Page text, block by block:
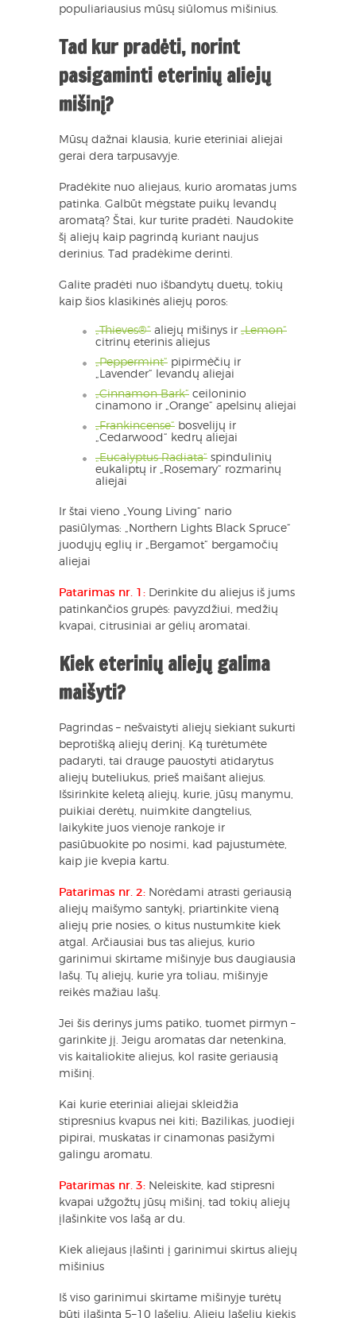
populiariausius mūsų siūlomus mišinius.
Tad kur pradėti, norint
pasigaminti eterinių aliejų
mišinį?
Mūsų dažnai klausia, kurie eteriniai aliejai
gerai dera tarpusavyje.
Pradėkite nuo aliejaus, kurio aromatas jums
patinka. Galbūt mėgstate puikų levandų
aromatą? Štai, kur turite pradėti. Naudokite
šį aliejų kaip pagrindą kuriant naujus
derinius. Tad pradėkime derinti.
Galite pradėti nuo išbandytų duetų, tokių
kaip šios klasikinės aliejų poros:
„Thieves®“ aliejų mišinys ir „Lemon“
citrinų eterinis aliejus
„Peppermint“ pipirmėčių ir
„Lavender“ levandų aliejai
„Cinnamon Bark“ ceiloninio
cinamono ir „Orange“ apelsinų aliejai
„Frankincense“ bosvelijų ir
„Cedarwood“ kedrų aliejai
„Eucalyptus Radiata“ spindulinių
eukaliptų ir „Rosemary“ rozmarinų
aliejai
Ir štai vieno „Young Living“ nario
pasiūlymas: „Northern Lights Black Spruce“
juodųjų eglių ir „Bergamot“ bergamočių
aliejai
Patarimas nr. 1: Derinkite du aliejus iš jums
patinkančios grupės: pavyzdžiui, medžių
kvapai, citrusiniai ar gėlių aromatai.
Kiek eterinių aliejų galima
maišyti?
Pagrindas – nešvaistyti aliejų siekiant sukurti
beprotišką aliejų derinį. Ką turėtumėte
padaryti, tai drauge pauostyti atidarytus
aliejų buteliukus, prieš maišant aliejus.
Išsirinkite keletą aliejų, kurie, jūsų manymu,
puikiai derėtų, nuimkite dangtelius,
laikykite juos vienoje rankoje ir
pasiūbuokite po nosimi, kad pajustumėte,
kaip jie kvepia kartu.
Patarimas nr. 2: Norėdami atrasti geriausią
aliejų maišymo santykį, priartinkite vieną
aliejų prie nosies, o kitus nustumkite kiek
atgal. Arčiausiai bus tas aliejus, kurio
garinimui skirtame mišinyje bus daugiausia
lašų. Tų aliejų, kurie yra toliau, mišinyje
reikės mažiau lašų.
Jei šis derinys jums patiko, tuomet pirmyn –
garinkite jį. Jeigu aromatas dar netenkina,
vis kaitaliokite aliejus, kol rasite geriausią
mišinį.
Kai kurie eteriniai aliejai skleidžia
stipresnius kvapus nei kiti; Bazilikas, juodieji
pipirai, muskatas ir cinamonas pasižymi
galingu aromatu.
Patarimas nr. 3: Neleiskite, kad stipresni
kvapai užgožtų jūsų mišinį, tad tokių aliejų
įlašinkite vos lašą ar du.
Kiek aliejaus įlašinti į garinimui skirtus aliejų
mišinius
Iš viso garinimui skirtame mišinyje turėtų
būti įlašinta 5–10 lašelių. Aliejų lašelių kiekis